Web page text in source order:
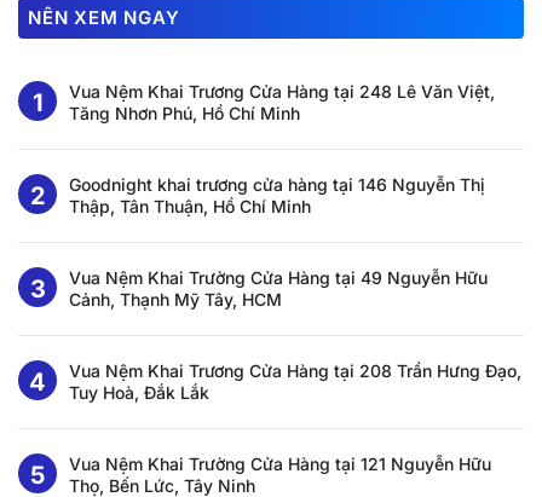
NÊN XEM NGAY
Vua Nệm Khai Trương Cửa Hàng tại 248 Lê Văn Việt,
Tăng Nhơn Phú, Hồ Chí Minh
Goodnight khai trương cửa hàng tại 146 Nguyễn Thị
Thập, Tân Thuận, Hồ Chí Minh
Vua Nệm Khai Trường Cửa Hàng tại 49 Nguyễn Hữu
Cảnh, Thạnh Mỹ Tây, HCM
Vua Nệm Khai Trương Cửa Hàng tại 208 Trần Hưng Đạo,
Tuy Hoà, Đắk Lắk
Vua Nệm Khai Trường Cửa Hàng tại 121 Nguyễn Hữu
Thọ, Bến Lức, Tây Ninh